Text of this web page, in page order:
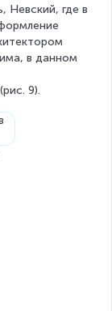
Невский, где в
в данном
9).